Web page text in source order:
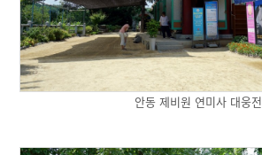
안동 제비원 연미사 대웅전